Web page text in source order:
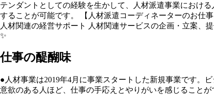
テンダントとしての経験を生かして、人材派遣事業におけ
することが可能です。 【人材派遣コーディネーターのお仕
人材関連の経営サポート 人材関連サービスの企画・立案、
✨
仕事の醍醐味
●人材事業は2019年4月に事業スタートした新規事業です。
意欲のある人ほど、仕事の手応えとやりがいを感じること